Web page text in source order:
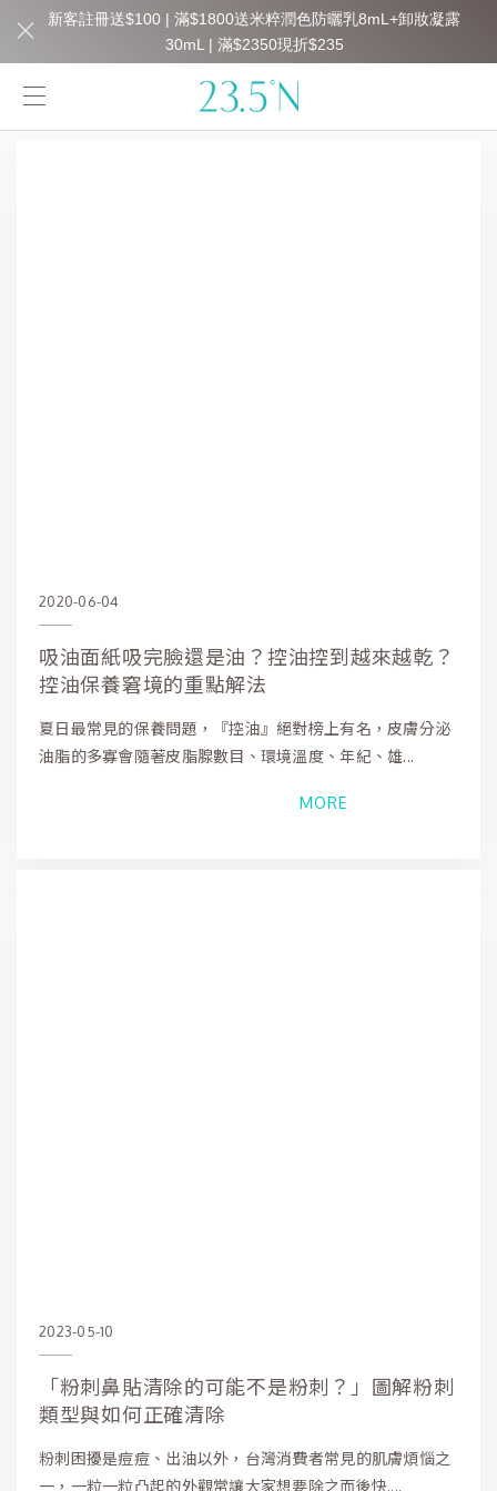
2020-06-04
吸油面紙吸完臉還是油？控油控到越來越乾？
控油保養窘境的重點解法
夏日最常見的保養問題，『控油』絕對榜上有名，皮膚分泌
油脂的多寡會隨著皮脂腺數目、環境溫度、年紀、雄...
MORE
2023-05-10
「粉刺鼻貼清除的可能不是粉刺？」圖解粉刺
類型與如何正確清除
粉刺困擾是痘痘、出油以外，台灣消費者常見的肌膚煩惱之
一，一粒一粒凸起的外觀常讓大家想要除之而後快....
新客註冊送$100 | 滿$1800送米粹潤色防曬乳8mL+卸妝凝露
30mL | 滿$2350現折$235